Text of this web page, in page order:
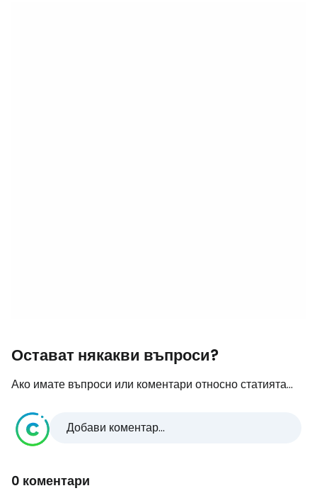
Остават някакви въпроси?
Ако имате въпроси или коментари относно статията...
Добави коментар...
0 коментари